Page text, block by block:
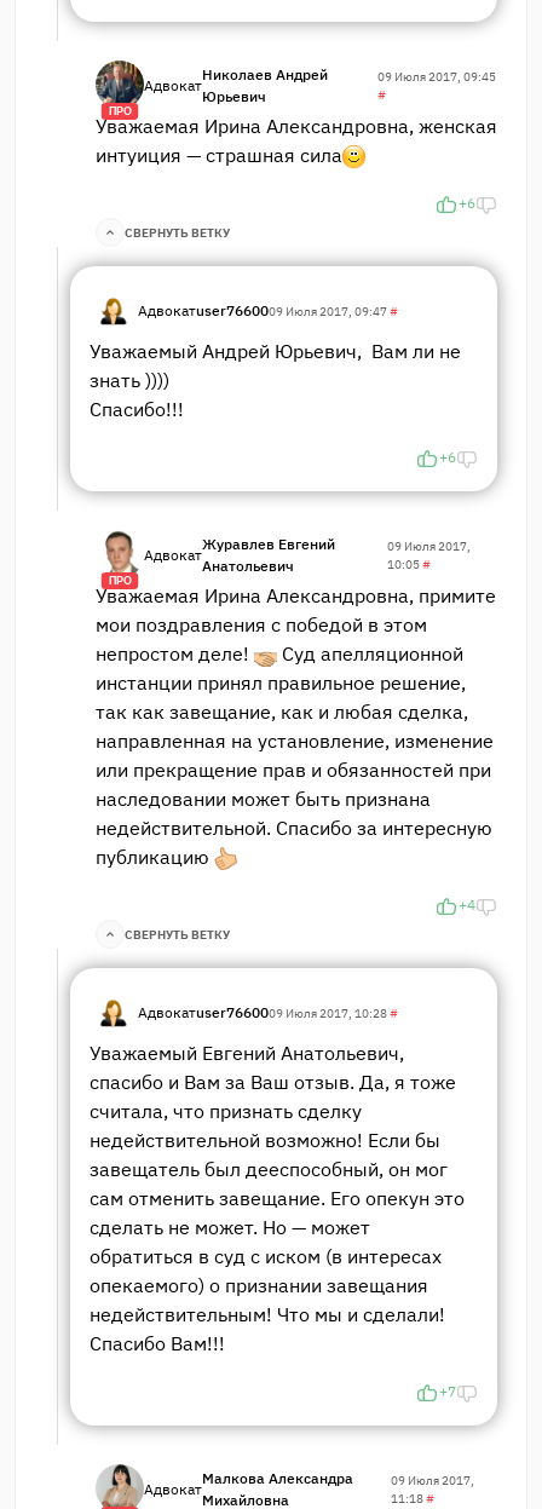
ПРО
Адвокат
Николаев Андрей
Юрьевич
09 Июля 2017, 09:45
#
Уважаемая Ирина Александровна, женская
интуиция — страшная сила
+6
СВЕРНУТЬ ВЕТКУ
Адвокатuser7660009 Июля 2017, 09:47#
Уважаемый Андрей Юрьевич, Вам ли не
знать ))))
Спасибо!!!
+6
ПРО
Адвокат
Журавлев Евгений
Анатольевич
09 Июля 2017,
10:05#
Уважаемая Ирина Александровна, примите
мои поздравления с победой в этом
непростом деле!
Суд апелляционной
инстанции принял правильное решение,
так как завещание, как и любая сделка,
направленная на установление, изменение
или прекращение прав и обязанностей при
наследовании может быть признана
недействительной. Спасибо за интересную
публикацию
+4
СВЕРНУТЬ ВЕТКУ
Адвокатuser7660009 Июля 2017, 10:28#
Уважаемый Евгений Анатольевич,
спасибо и Вам за Ваш отзыв. Да, я тоже
считала, что признать сделку
недействительной возможно! Если бы
завещатель был дееспособный, он мог
сам отменить завещание. Его опекун это
сделать не может. Но — может
обратиться в суд с иском (в интересах
опекаемого) о признании завещания
недействительным! Что мы и сделали!
Спасибо Вам!!!
+7
Адвокат
Малкова Александра
Михайловна
09 Июля 2017,
11:18#